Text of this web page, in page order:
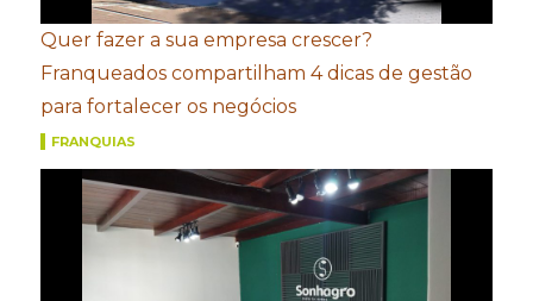
Quer fazer a sua empresa crescer?
Franqueados compartilham 4 dicas de gestão
para fortalecer os negócios
FRANQUIAS